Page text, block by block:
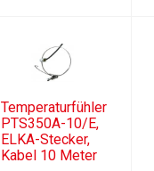
Temperaturfühler
PTS350A-10/E,
ELKA-Stecker,
Kabel 10 Meter